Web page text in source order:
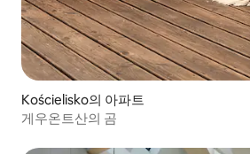
Kościelisko의 아파트
게우온트산의 곰